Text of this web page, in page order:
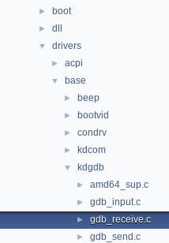
► boot
► dll
▼ drivers
► acpi
▼ base
► beep
► bootvid
► condrv
► kdcom
▼ kdgdb
► amd64_sup.c
► gdb_input.c
► gdb_receive.c
► gdb_send.c